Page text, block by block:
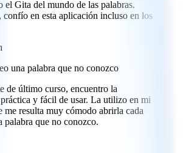
el Gita del mundo de las palabras.
confío en esta aplicación incluso en los
una palabra que no conozco
de último curso, encuentro la
práctica y fácil de usar. La utilizo en mi
me resulta muy cómodo abrirla cada
palabra que no conozco.